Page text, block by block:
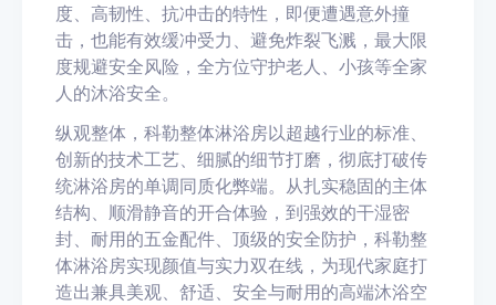
度、高韧性、抗冲击的特性，即便遭遇意外撞
击，也能有效缓冲受力、避免炸裂飞溅，最大限
度规避安全风险，全方位守护老人、小孩等全家
人的沐浴安全。
纵观整体，科勒整体淋浴房以超越行业的标准、
创新的技术工艺、细腻的细节打磨，彻底打破传
统淋浴房的单调同质化弊端。从扎实稳固的主体
结构、顺滑静音的开合体验，到强效的干湿密
封、耐用的五金配件、顶级的安全防护，科勒整
体淋浴房实现颜值与实力双在线，为现代家庭打
造出兼具美观、舒适、安全与耐用的高端沐浴空